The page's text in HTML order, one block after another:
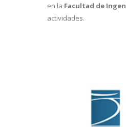
en la Facultad de
actividades.